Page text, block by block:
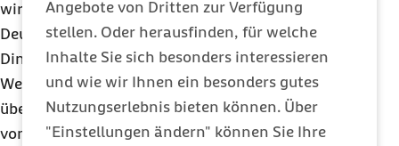
Angebote von Dritten zur Verfügung
stellen. Oder herausfinden, für welche
Inhalte Sie sich besonders interessieren
und wie wir Ihnen ein besonders gutes
Nutzungserlebnis bieten können. Über
"Einstellungen ändern" können Sie Ihre
wirksame Therapien gibt. Wir haben in
Deutschland sehr stark die Tendenz, die negativen
Dinge an den positiven Nachrichten zu sehen.
Wenn Sie sich in der Welt umschauen, sehen Sie
überall riesige Investitionen in die Entwicklung
von Therapien gegen Krebs.